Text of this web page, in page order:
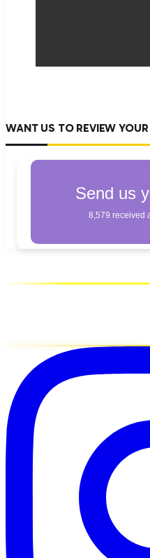
WANT US TO REVIEW